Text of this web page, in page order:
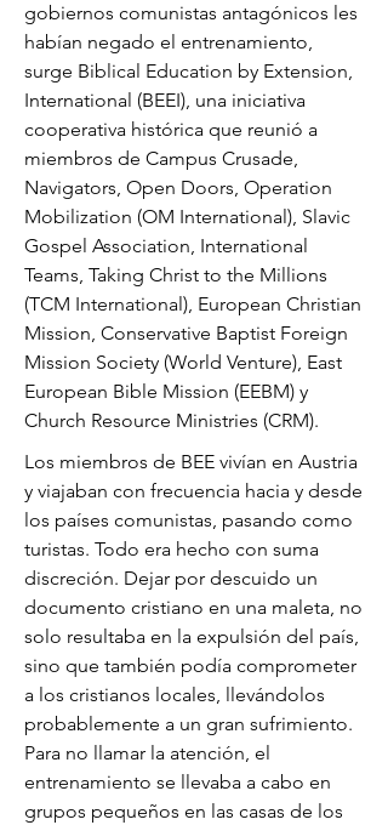
gobiernos comunistas antagónicos les
habían negado el entrenamiento,
surge Biblical Education by Extension,
International (BEEI), una iniciativa
cooperativa histórica que reunió a
miembros de Campus Crusade,
Navigators, Open Doors, Operation
Mobilization (OM International), Slavic
Gospel Association, International
Teams, Taking Christ to the Millions
(TCM International), European Christian
Mission, Conservative Baptist Foreign
Mission Society (World Venture), East
European Bible Mission (EEBM) y
Church Resource Ministries (CRM).
Los miembros de BEE vivían en Austria
y viajaban con frecuencia hacia y desde
los países comunistas, pasando como
turistas. Todo era hecho con suma
discreción. Dejar por descuido un
documento cristiano en una maleta, no
solo resultaba en la expulsión del país,
sino que también podía comprometer
a los cristianos locales, llevándolos
probablemente a un gran sufrimiento.
Para no llamar la atención, el
entrenamiento se llevaba a cabo en
grupos pequeños en las casas de los